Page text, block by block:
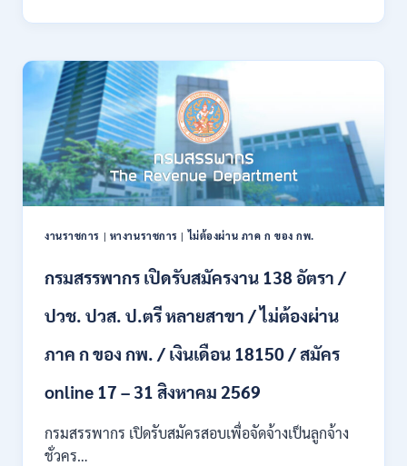
ทหาร
เปิด
รับ
สมัคร
บุคคล
พลเรือน
เป็น
พนักงาน
ราชการ
66
/
และ
/
ต้อง
ภาค
ก
กพ.
งานราชการ | หางานราชการ |ไม่ต้องผ่าน ภาค ก ของ กพ.
กรมสรรพากร เปิดรับสมัครงาน 138 อัตรา /
ปวช. ปวส. ป.ตรี หลายสาขา / ไม่ต้องผ่าน
ภาค ก ของ กพ. / เงินเดือน 18150 / สมัคร
online 17 – 31 สิงหาคม 2569
กรมสรรพากร เปิดรับสมัครสอบเพื่อจัดจ้างเป็นลูกจ้าง
ชั่วคร…